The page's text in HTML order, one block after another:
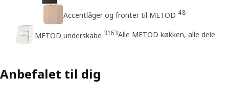
Accentlåger og fronter til METOD 48
METOD underskabe 3163Alle METOD køkken, alle dele
Anbefalet til dig